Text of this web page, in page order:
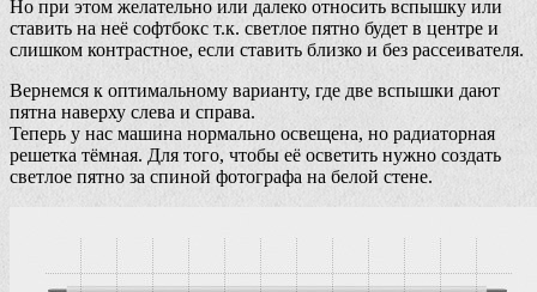
Но при этом желательно или далеко относить вспышку или
ставить на неё софтбокс т.к. светлое пятно будет в центре и
слишком контрастное, если ставить близко и без рассеивателя.
Вернемся к оптимальному варианту, где две вспышки дают
пятна наверху слева и справа.
Теперь у нас машина нормально освещена, но радиаторная
решетка тёмная. Для того, чтобы её осветить нужно создать
светлое пятно за спиной фотографа на белой стене.